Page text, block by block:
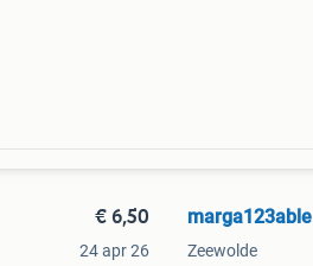
€ 6,50
24 apr 26
marga123able
Zeewolde